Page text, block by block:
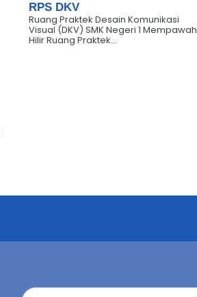
RPS DKV
Ruang Praktek Desain Komunikasi
Visual (DKV) SMK Negeri 1 Mempawah
Hilir Ruang Praktek...